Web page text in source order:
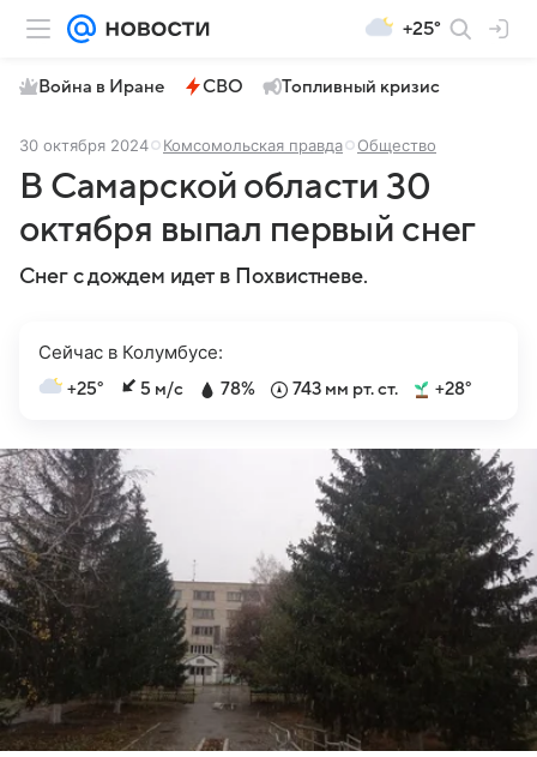
+25°
Война в Иране СВО Топливный кризис
30 октября 2024 Комсомольская правда Общество
В Самарской области 30
октября выпал первый снег
Снег с дождем идет в Похвистневе.
Сейчас в Колумбусе:
+25° 5 м/с 78% 743 мм рт. ст. +28°